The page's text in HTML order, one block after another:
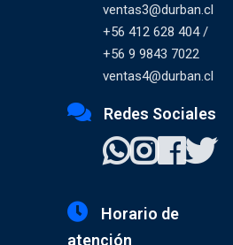
ventas3@durban.cl
+56 412 628 404 /
+56 9 9843 7022
ventas4@durban.cl
Redes Sociales
Horario de
atención